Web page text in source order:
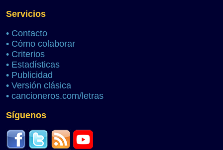
Servicios
• Contacto
• Cómo colaborar
• Criterios
• Estadísticas
• Publicidad
• Versión clásica
• cancioneros.com/letras
Síguenos